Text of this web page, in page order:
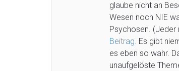
glaube nicht an
Wesen noch NIE
Psychosen. (Jeder
Beitrag. Es gibt
es eben so wahr.
unaufgelöste